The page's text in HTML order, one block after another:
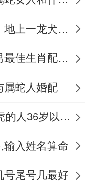
的前提下- 能
。
一女- 夫妻关
- 着标记着属
地上一龙犬假身指什么生肖 地上一龙犬假身十二生肖指哪肖
属兔男最佳生肖配对,属兔男最佳生肖配对表
属蛇人婚配
属虎女36岁的婚姻如何,属虎的人36岁以后会好吗
输入姓名算命
号尾号几最好